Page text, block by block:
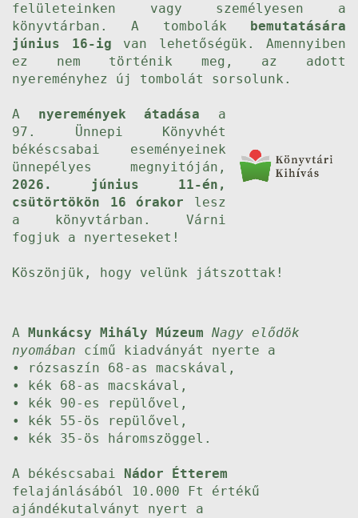
felületeinken vagy személyesen a
könyvtárban. A tombolák bemutatására
június 16-ig van lehetőségük. Amennyiben
ez nem történik meg, az adott
nyereményhez új tombolát sorsolunk.
A nyeremények átadása a
97. Ünnepi Könyvhét
békéscsabai eseményeinek
ünnepélyes megnyitóján,
2026. június 11-én,
csütörtökön 16 órakor lesz
a könyvtárban. Várni
fogjuk a nyerteseket!
Köszönjük, hogy velünk játszottak!
A Munkácsy Mihály Múzeum Nagy elődök
nyomában című kiadványát nyerte a
• rózsaszín 68-as macskával,
• kék 68-as macskával,
• kék 90-es repülővel,
• kék 55-ös repülővel,
• kék 35-ös háromszöggel.
A békéscsabai Nádor Étterem
felajánlásából 10.000 Ft értékű
ajándékutalványt nyert a